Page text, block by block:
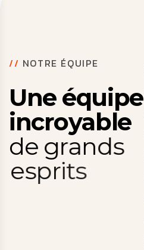
// NOTRE ÉQUIPE
Une équipe
incroyable
de grands
esprits